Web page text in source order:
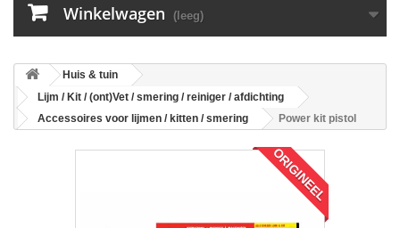
Winkelwagen (leeg)
Huis & tuin
Lijm / Kit / (ont)Vet / smering / reiniger / afdichting
Accessoires voor lijmen / kitten / smering
Power kit pistol
ORIGINEEL